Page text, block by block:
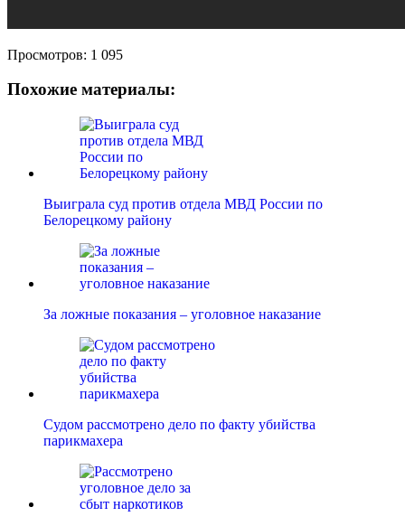
Просмотров: 1 095
Похожие материалы:
Выиграла суд против отдела МВД России по
Белорецкому району
За ложные показания – уголовное наказание
Судом рассмотрено дело по факту убийства
парикмахера